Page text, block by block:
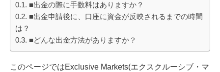
■出金の際に手数料はありますか？
■出金申請後に、口座に資金が反映されるまでの時間
は？
■どんな出金方法がありますか？
このページではExclusive Markets(エクスクルーシブ・マ